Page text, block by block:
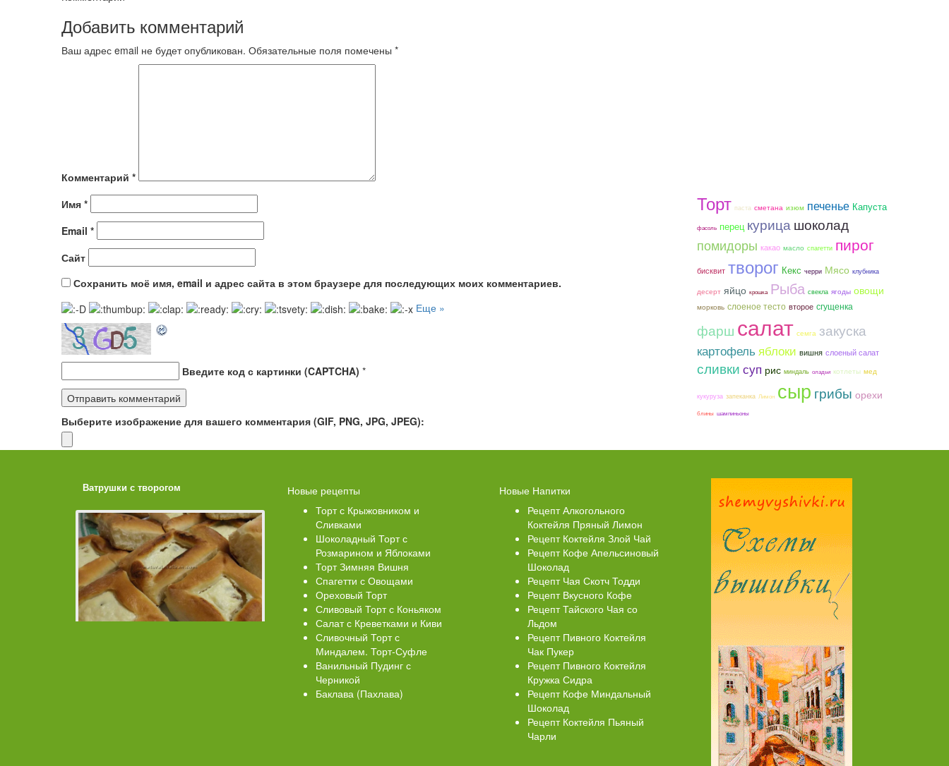
Добавить комментарий
Ваш адрес email не будет опубликован. Обязательные поля помечены *
Комментарий *
Имя *
Email *
Сайт
Сохранить моё имя, email и адрес сайта в этом браузере для последующих моих комментариев.
Еще »
Введите код с картинки (CAPTCHA) *
Выберите изображение для вашего комментария (GIF, PNG, JPG, JPEG):
Торт паста сметана изюм печенье Капуста
фасоль перец курицашоколад
помидоры какао масло спагетти пирог
бисквит творог Кекс черри Мясо клубника
десерт яйцо крошка Рыба свекла ягоды овощи
морковь слоеное тесто второе сгущенка
фарш салат семга закуска
картофель яблоки вишня слоеный салат
сливки суп рис миндаль оладьи котлеты мед
кукуруза запеканка Лимон сыр грибы орехи
блины шампиньоны
Ватрушки с творогом Торт со Свеклой Торт Медовик Карамельный Пирог рыбный (с брюшками семги)
Новые рецепты
Торт с Крыжовником и
Сливками
Шоколадный Торт с
Розмарином и Яблоками
Торт Зимняя Вишня
Спагетти с Овощами
Ореховый Торт
Сливовый Торт с Коньяком
Салат с Креветками и Киви
Сливочный Торт с
Миндалем. Торт-Суфле
Ванильный Пудинг с
Черникой
Баклава (Пахлава)
Новые Напитки
Рецепт Алкогольного
Коктейля Пряный Лимон
Рецепт Коктейля Злой Чай
Рецепт Кофе Апельсиновый
Шоколад
Рецепт Чая Скотч Тодди
Рецепт Вкусного Кофе
Рецепт Тайского Чая со
Льдом
Рецепт Пивного Коктейля
Чак Пукер
Рецепт Пивного Коктейля
Кружка Сидра
Рецепт Кофе Миндальный
Шоколад
Рецепт Коктейля Пьяный
Чарли